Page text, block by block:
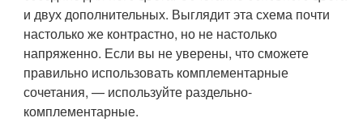
и двух дополнительных. Выглядит эта схема почти
настолько же контрастно, но не настолько
напряженно. Если вы не уверены, что сможете
правильно использовать комплементарные
сочетания, — используйте раздельно-
комплементарные.